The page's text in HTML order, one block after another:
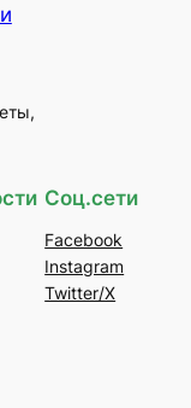
Соц.сети
Facebook
Instagram
Twitter/X